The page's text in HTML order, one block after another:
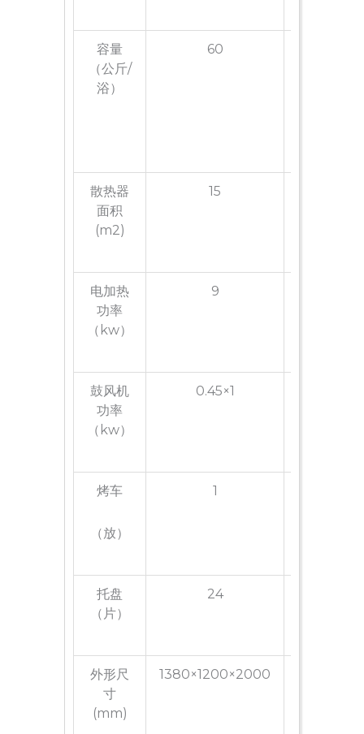
容量
（公斤/
浴）
60
散热器
面积
(m2)
15
电加热
功率
（kw）
9
鼓风机
功率
（kw）
0.45×1
烤车
（放）
1
托盘
（片）
24
外形尺
寸
(mm)
1380×1200×2000